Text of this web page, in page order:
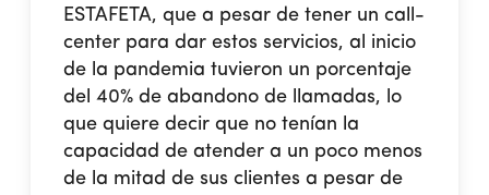
ESTAFETA, que a pesar de tener un call-
center para dar estos servicios, al inicio
de la pandemia tuvieron un porcentaje
del 40% de abandono de llamadas, lo
que quiere decir que no tenían la
capacidad de atender a un poco menos
de la mitad de sus clientes a pesar de